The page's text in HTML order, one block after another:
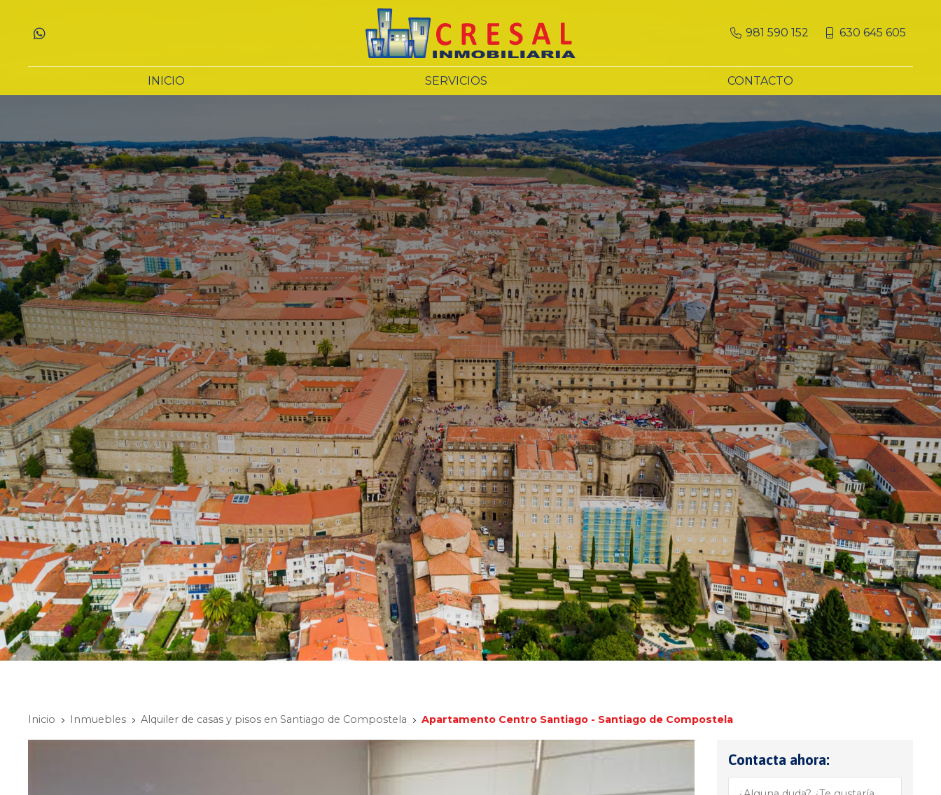
981 590 152 630 645 605
INICIO SERVICIOS CONTACTO
Inicio Inmuebles Alquiler de casas y pisos en Santiago de Compostela Apartamento Centro Santiago - Santiago de Compostela
Contacta ahora: